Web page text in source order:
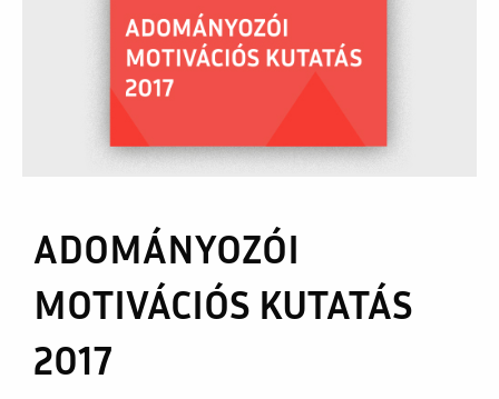
ADOMÁNYOZÓI
MOTIVÁCIÓS KUTATÁS
2017